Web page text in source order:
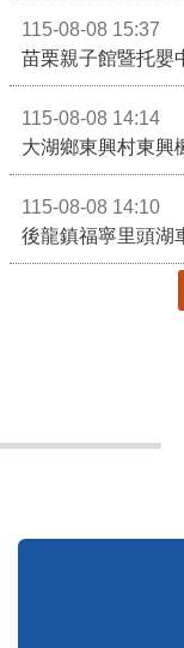
115-08-08 15:37
115-08-08 14:14
大湖鄉東興村東興
115-08-08 14:10
後龍鎮福寧里頭湖